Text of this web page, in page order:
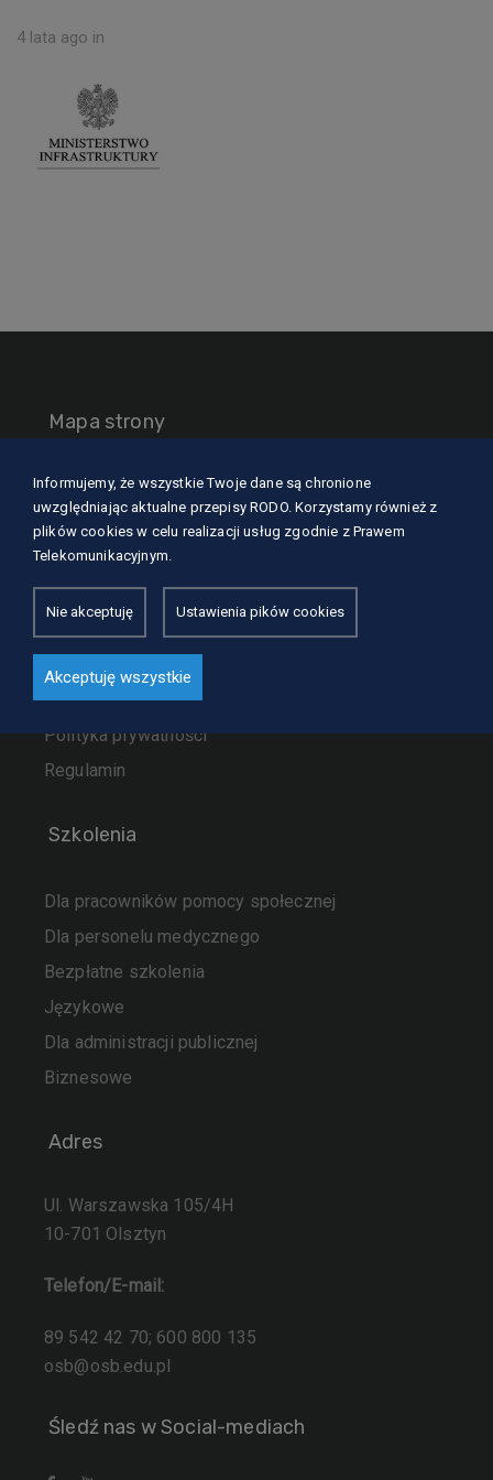
4 lata ago in
Mapa strony
O nas
Nasze usługi
Szkolenia
Dla kursantów
Kontakt
Polityka prywatności
Regulamin
Szkolenia
Dla pracowników pomocy społecznej
Dla personelu medycznego
Bezpłatne szkolenia
Językowe
Dla administracji publicznej
Biznesowe
Adres
Ul. Warszawska 105/4H
10-701 Olsztyn
Telefon/E-mail:
89 542 42 70; 600 800 135
osb@osb.edu.pl
Śledź nas w Social-mediach
Informujemy, że wszystkie Twoje dane są chronione
uwzględniając aktualne przepisy RODO. Korzystamy również z
plików cookies w celu realizacji usług zgodnie z Prawem
Telekomunikacyjnym.
Nie akceptuję Ustawienia pików cookies
Akceptuję wszystkie